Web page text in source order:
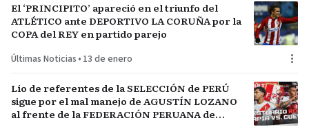
El ‘PRINCIPITO’ apareció en el triunfo del
ATLÉTICO ante DEPORTIVO LA CORUÑA por la
COPA del REY en partido parejo
Últimas Noticias • 13 de enero
Lío de referentes de la SELECCIÓN de PERÚ
sigue por el mal manejo de AGUSTÍN LOZANO
al frente de la FEDERACIÓN PERUANA de